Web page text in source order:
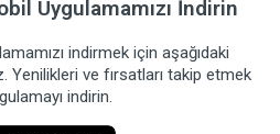
Uygulamamızı İndirin
indirmek için aşağıdaki
Yenilikleri ve fırsatları takip etmek
indirin.